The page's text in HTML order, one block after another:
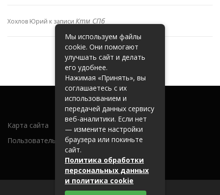
Хохлов Юрий к записи Ктм СПб
Карта сайта
Пользовательское соглашение
Мы используем файлы
cookie. Они помогают
улучшать сайт и делать
его удобнее.
Нажимая «Принять», вы
соглашаетесь с их
использованием и
передачей данных сервису
веб-аналитики. Если нет
— измените настройки
браузера или покиньте
сайт.
Политика обработки
персональных данных
и политика cookie